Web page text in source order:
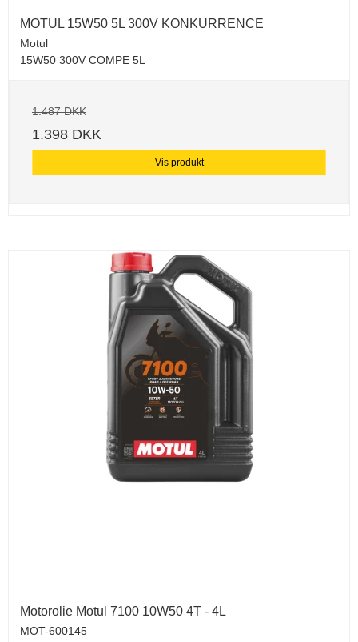
MOTUL 15W50 5L 300V KONKURRENCE
Motul
15W50 300V COMPE 5L
1.487 DKK
1.398 DKK
Vis produkt
Motorolie Motul 7100 10W50 4T - 4L
MOT-600145